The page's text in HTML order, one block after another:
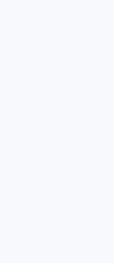
tijd om alles
en op te
steeds
enkele uren)
goed
zijn. Ook
Ze leverden
met een
graden